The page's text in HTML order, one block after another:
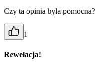
Czy ta opinia była pomocna?
1
Rewelacja!